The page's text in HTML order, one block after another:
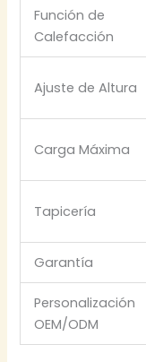
Función de
Calefacción
Ajuste de Altura
Carga Máxima
Tapicería
Garantía
Personalización
OEM/ODM